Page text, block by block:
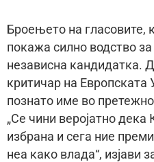
Броењето на гласовите,
покажа силно водство
независна кандидатка.
критичар на Европската
познато име во
„Се чини веројатно
избрана и сега ние
неа како влада“, изјави